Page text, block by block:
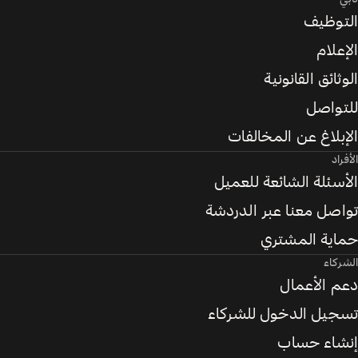
التوظيف
الإعلام
الوثائق القانونية
للتواصل
الإبلاغ عن المخالفات
الأفراد
الأسئلة الشائعة للعميل
تواصل معنا عبر الدردشة
حماية المشتري
الشركاء
دعم الأعمال
تسجيل الدخول للشركاء
إنشاء حساب